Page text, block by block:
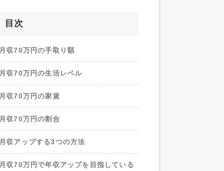
目次
月収70万円の手取り額
月収70万円の生活レベル
月収70万円の家賃
月収70万円の割合
月収アップする3つの方法
月収70万円で年収アップを目指している